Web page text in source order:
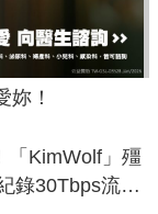
！
「KimWolf」殭
錄30Tbps流量